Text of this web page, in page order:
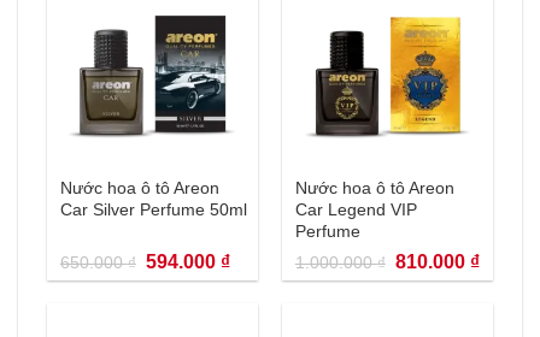
Nước hoa ô tô Areon
Car Silver Perfume 50ml
650.000₫ Giá
gốc
là:
594.000 ₫Giá
hiện
tại
Nước hoa ô tô Areon
Car Legend VIP
Perfume
1.000.000₫ Giá
gốc
là:
810.000 ₫Giá
hiện
tại